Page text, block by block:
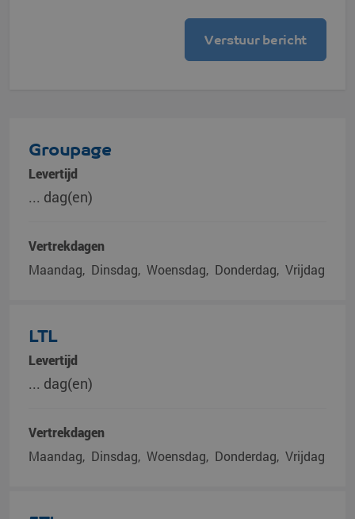
Groupage
Levertijd
... dag(en)
Vertrekdagen
Maandag
Dinsdag Woensdag Donderdag Vrijdag
LTL
Levertijd
... dag(en)
Vertrekdagen
Maandag
Dinsdag Woensdag Donderdag Vrijdag